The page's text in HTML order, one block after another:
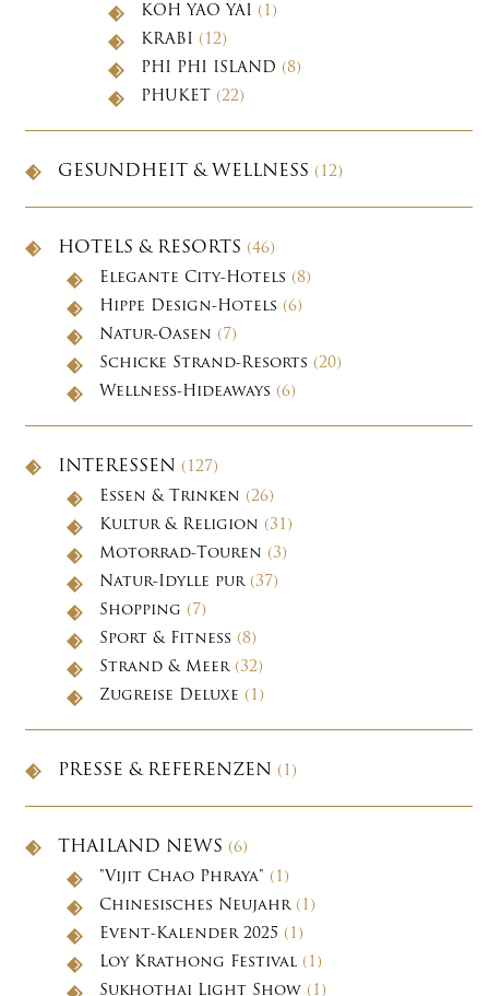
KOH YAO YAI (1)
KRABI (12)
PHI PHI ISLAND (8)
PHUKET (22)
GESUNDHEIT & WELLNESS (12)
HOTELS & RESORTS (46)
Elegante City-Hotels (8)
Hippe Design-Hotels (6)
Natur-Oasen (7)
Schicke Strand-Resorts (20)
Wellness-Hideaways (6)
INTERESSEN (127)
Essen & Trinken (26)
Kultur & Religion (31)
Motorrad-Touren (3)
Natur-Idylle pur(37)
Shopping (7)
Sport & Fitness (8)
Strand & Meer(32)
Zugreise Deluxe (1)
PRESSE & REFERENZEN (1)
THAILAND NEWS (6)
"Vijit Chao Phraya" (1)
Chinesisches Neujahr(1)
Event-Kalender 2025 (1)
Loy Krathong Festival (1)
Sukhothai Light Show (1)